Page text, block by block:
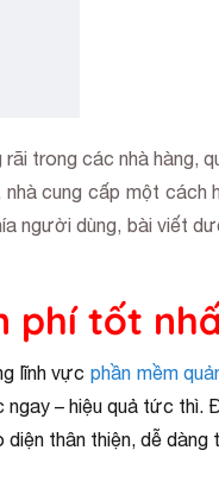
trong các nhà
cung cấp một
người dùng, bài viết
phí tốt
lĩnh vực phần mềm
ngay – hiệu quả tức thì.
diện thân thiện, dễ